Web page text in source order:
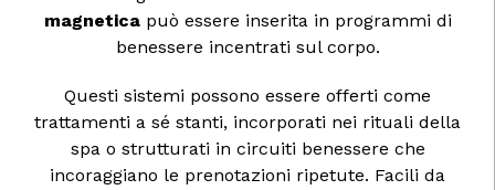
magneticapuò essere inserita in programmi di
benessere incentrati sul corpo.
Questi sistemi possono essere offerti come
trattamenti a sé stanti, incorporati nei rituali della
spa o strutturati in circuiti benessere che
incoraggiano le prenotazioni ripetute. Facili da